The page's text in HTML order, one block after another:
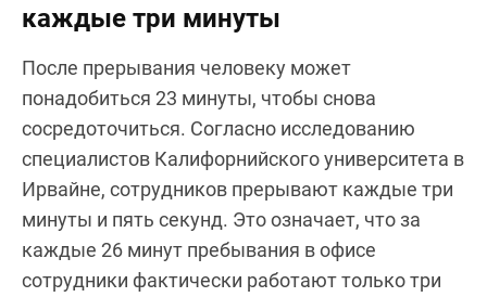
каждые три минуты
После прерывания человеку может
понадобиться 23 минуты, чтобы снова
сосредоточиться. Согласно исследованию
специалистов Калифорнийского университета в
Ирвайне, сотрудников прерывают каждые три
минуты и пять секунд. Это означает, что за
каждые 26 минут пребывания в офисе
сотрудники фактически работают только три